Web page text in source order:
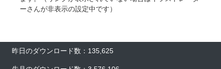
ーさんが非表示の設定中です）
昨日のダウンロード数：135,625